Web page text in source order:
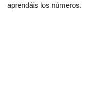
aprendáis los números.